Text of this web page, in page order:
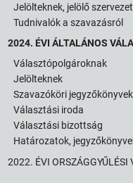
Jelölteknek, jelölő
Tudnivalók a szavazásról
2024. ÉVI ÁLTALÁNOS
Választópolgároknak
Jelölteknek
Szavazóköri jegyzőkönyvek
Választási iroda
Választási bizottság
Határozatok,
2022. ÉVI ORSZÁGGYŰLÉSI